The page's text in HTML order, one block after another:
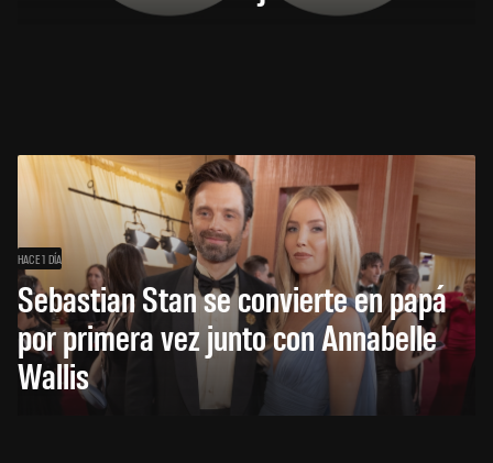
HACE 1 DÍA
Sebastian Stan se convierte en papá
por primera vez junto con Annabelle
Wallis